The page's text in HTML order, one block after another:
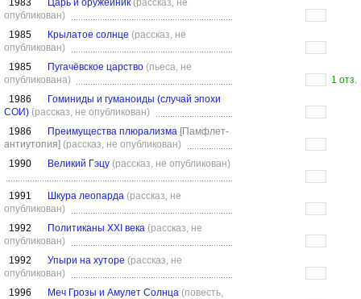
1983
Царь и оружейник (рассказ, не
опубликован)
1985
Крылатое солнце (рассказ, не
опубликован)
1985
Пугачёвское царство (пьеса, не
опубликована)
1 отз.
1986
Гоминиды и гуманоиды (случай эпохи
СОИ) (рассказ, не опубликован)
1986
Преимущества плюрализма [Памфлет-
антиутопия] (рассказ, не опубликован)
1990
Великий Гэцу (рассказ, не опубликован)
1991 Шкура леопарда (рассказ, не
опубликован)
1992
Политиканы ХХI века (рассказ, не
опубликован)
1992
Упыри на хуторе (рассказ, не
опубликован)
1996
Меч Грозы и Амулет Солнца (повесть,